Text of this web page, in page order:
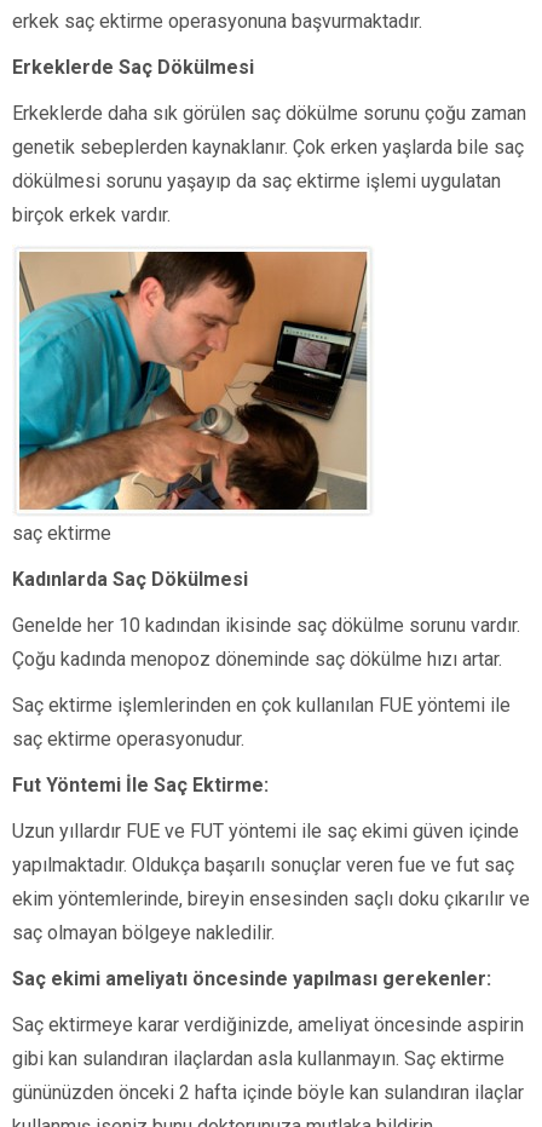
erkek saç ektirme operasyonuna başvurmaktadır.
Erkeklerde Saç Dökülmesi
Erkeklerde daha sık görülen saç dökülme sorunu çoğu zaman
genetik sebeplerden kaynaklanır. Çok erken yaşlarda bile saç
dökülmesi sorunu yaşayıp da saç ektirme işlemi uygulatan
birçok erkek vardır.
saç ektirme
Kadınlarda Saç Dökülmesi
Genelde her 10 kadından ikisinde saç dökülme sorunu vardır.
Çoğu kadında menopoz döneminde saç dökülme hızı artar.
Saç ektirme işlemlerinden en çok kullanılan FUE yöntemi ile
saç ektirme operasyonudur.
Fut Yöntemi İle Saç Ektirme:
Uzun yıllardır FUE ve FUT yöntemi ile saç ekimi güven içinde
yapılmaktadır. Oldukça başarılı sonuçlar veren fue ve fut saç
ekim yöntemlerinde, bireyin ensesinden saçlı doku çıkarılır ve
saç olmayan bölgeye nakledilir.
Saç ekimi ameliyatı öncesinde yapılması gerekenler:
Saç ektirmeye karar verdiğinizde, ameliyat öncesinde aspirin
gibi kan sulandıran ilaçlardan asla kullanmayın. Saç ektirme
gününüzden önceki 2 hafta içinde böyle kan sulandıran ilaçlar